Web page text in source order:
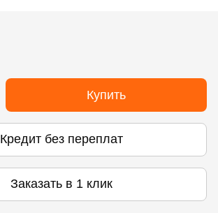
Купить
Кредит без переплат
Заказать в 1 клик